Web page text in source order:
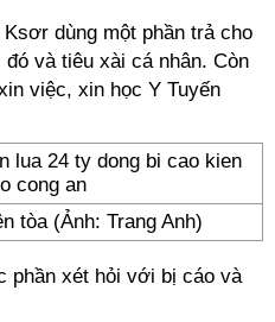
dùng một phần trả cho
và tiêu xài cá nhân. Còn
việc, xin học Y Tuyến
tòa (Ảnh: Trang Anh)
phần xét hỏi với bị cáo và